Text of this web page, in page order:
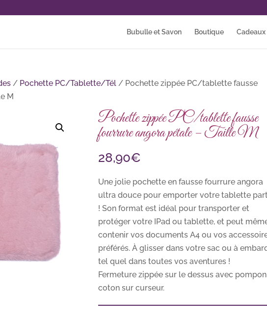
Bubulle et Savon Boutique Cadeaux
/ Pochette PC/Tablette/Tél / Pochette zippée PC/tablette fausse
M
Pochette zippée PC/tablette fausse
fourrure angora pétale – Taille M
28,90€
Une jolie pochette en fausse fourrure angora
ultra douce pour emporter votre tablette
! Son format est idéal pour transporter et
protéger votre IPad ou tablette, et peut
contenir vos documents A4 ou vos
préférés. À glisser dans votre sac ou à
tel quel dans toutes vos aventures !
Fermeture zippée sur le dessus avec
coton sur curseur.